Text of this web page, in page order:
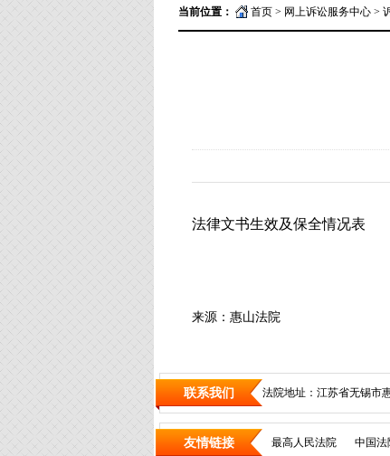
当前位置： 首页 > 网上诉讼服务中心 >
法律文书生效及保全情况表
来源：惠山法院
联系我们 法院地址：江苏省无锡
友情链接 最高人民法院 中国法